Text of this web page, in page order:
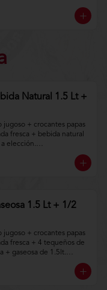
www.lenaycarbon.co
Natural 1.5 Lt +
jugoso + crocantes papas
fresca + bebida natural
elección.
y
www.lenaycarbon.co
1.5 Lt + 1/2
jugoso + crocantes papas
fresca + 4 tequeños de
+ gaseosa de 1.5lt.
y
www.lenaycarbon.co